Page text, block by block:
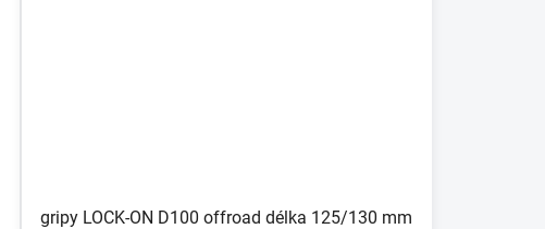
gripy LOCK-ON D100 offroad délka 125/130 mm